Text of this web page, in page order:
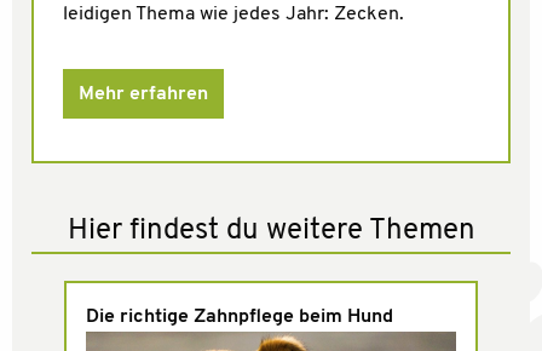
leidigen Thema wie jedes Jahr: Zecken.
Mehr erfahren
Hier findest du weitere Themen
Die richtige Zahnpflege beim Hund